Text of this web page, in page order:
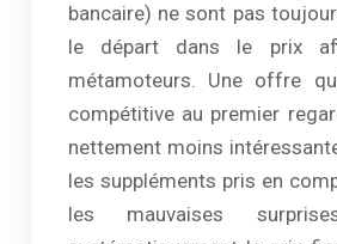
bancaire) ne sont pas
le départ dans le prix
métamoteurs. Une offre
compétitive au premier
nettement moins
les suppléments pris en
les mauvaises